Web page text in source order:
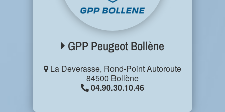
GPP Peugeot Bollène
La Deverasse, Rond-Point Autoroute
84500 Bollène
04.90.30.10.46